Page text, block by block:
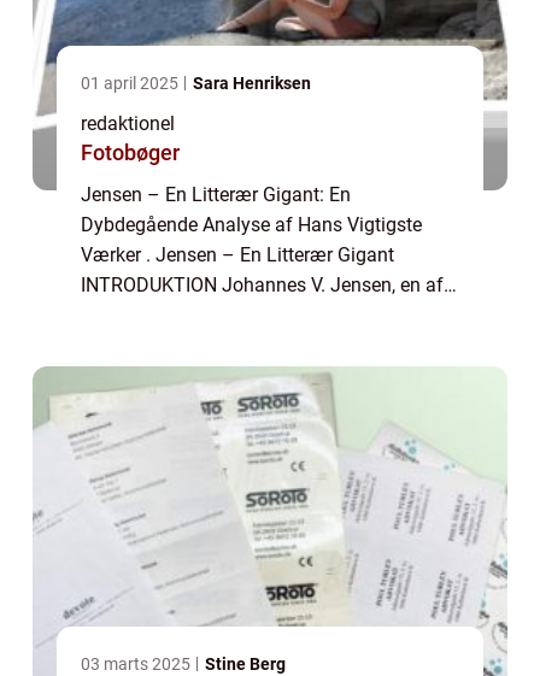
01 april 2025 Sara Henriksen
redaktionel
Fotobøger
Jensen – En Litterær Gigant: En
Dybdegående Analyse af Hans Vigtigste
Værker . Jensen – En Litterær Gigant
INTRODUKTION Johannes V. Jensen, en af
03 marts 2025 Stine Berg